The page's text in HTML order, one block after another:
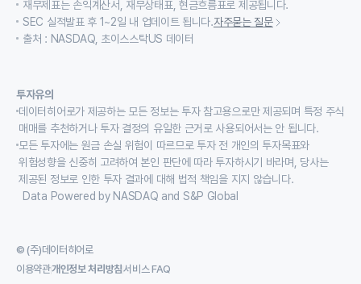
재무제표는 손익계산서, 재무상태표, 현금흐름표로 제공됩니다.
SEC 실적발표 후 1~2일 내 업데이트 됩니다.자주묻는 질문
출처 : NASDAQ, 초이스스탁US 데이터
투자유의
데이터히어로가 제공하는 모든 정보는 투자 참고용으로만 제공되며 특정 주식
매매를 추천하거나 투자 결정의 유일한 근거로 사용되어서는 안 됩니다.
모든 투자에는 원금 손실 위험이 따르므로 투자 전 개인의 투자목표와
위험성향을 신중히 고려하여 본인 판단에 따라 투자하시기 바라며, 당사는
제공된 정보로 인한 투자 결과에 대해 법적 책임을 지지 않습니다.
Data Powered by NASDAQ and S&P Global
© (주)데이터히어로
이용약관개인정보 처리방침서비스 FAQ